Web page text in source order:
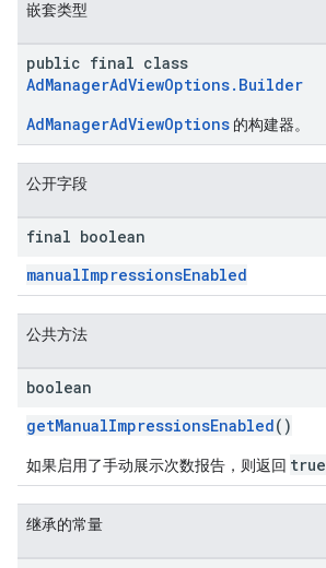
嵌套类型
public final class
AdManagerAdViewOptions.Builder
AdManagerAdViewOptions 的构建器。
公开字段
final boolean
manualImpressionsEnabled
公共方法
boolean
getManualImpressionsEnabled()
如果启用了手动展示次数报告，则返回 true
继承的常量